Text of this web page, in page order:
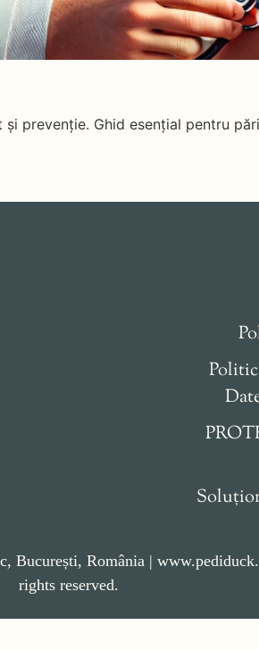
prevenție. Ghid esențial pentru
București, România |
rights reserved.